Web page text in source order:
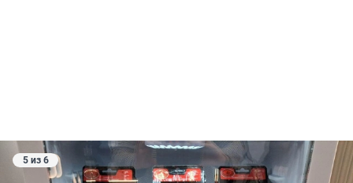
5 из 6